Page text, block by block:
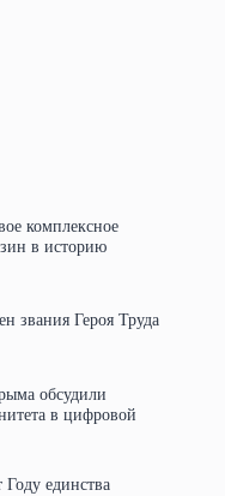
комплексное
в историю
звания Героя Труда
обсудили
в цифровой
единства